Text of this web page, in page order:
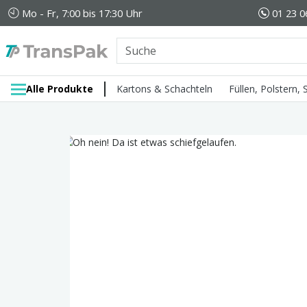
Mo - Fr, 7:00 bis 17:30 Uhr 01 23
Alle Produkte Kartons & Schachteln Füllen, Polstern,